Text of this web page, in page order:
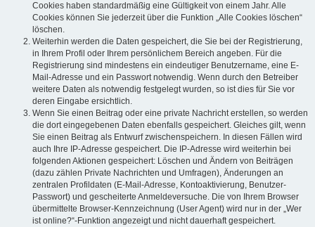
Cookies haben standardmäßig eine Gültigkeit von einem Jahr. Alle
Cookies können Sie jederzeit über die Funktion „Alle Cookies löschen“
löschen.
Weiterhin werden die Daten gespeichert, die Sie bei der Registrierung,
in Ihrem Profil oder Ihrem persönlichem Bereich angeben. Für die
Registrierung sind mindestens ein eindeutiger Benutzername, eine E-
Mail-Adresse und ein Passwort notwendig. Wenn durch den Betreiber
weitere Daten als notwendig festgelegt wurden, so ist dies für Sie vor
deren Eingabe ersichtlich.
Wenn Sie einen Beitrag oder eine private Nachricht erstellen, so werden
die dort eingegebenen Daten ebenfalls gespeichert. Gleiches gilt, wenn
Sie einen Beitrag als Entwurf zwischenspeichern. In diesen Fällen wird
auch Ihre IP-Adresse gespeichert. Die IP-Adresse wird weiterhin bei
folgenden Aktionen gespeichert: Löschen und Ändern von Beiträgen
(dazu zählen Private Nachrichten und Umfragen), Änderungen an
zentralen Profildaten (E-Mail-Adresse, Kontoaktivierung, Benutzer-
Passwort) und gescheiterte Anmeldeversuche. Die von Ihrem Browser
übermittelte Browser-Kennzeichnung (User Agent) wird nur in der „Wer
ist online?“-Funktion angezeigt und nicht dauerhaft gespeichert.